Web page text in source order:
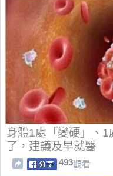
身體1處「變硬」、
了，建議及早就醫
493觀看